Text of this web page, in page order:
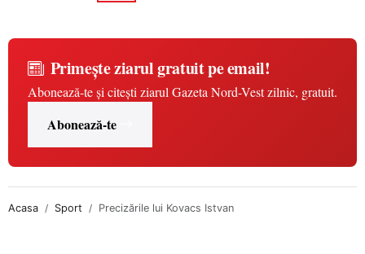
Primește ziarul gratuit pe email!
Abonează-te și citești ziarul Gazeta Nord-Vest zilnic, gratuit.
Abonează-te
Acasa Sport Precizările lui Kovacs Istvan